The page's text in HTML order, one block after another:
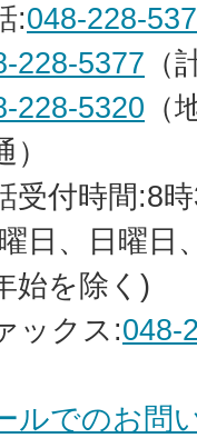
:048-228-
228-5377 （
228-5320 （
）
受付時間:8
日、日曜日
始を除く)
ックス:048-
ルでのお問